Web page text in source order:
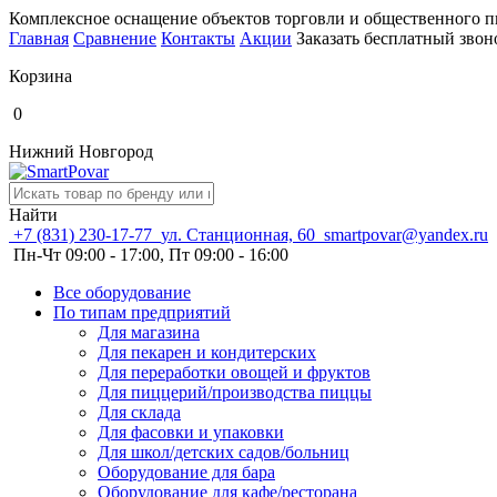
Комплексное оснащение объектов торговли и общественного
Главная Сравнение Контакты Акции Заказать бесплатный
Корзина
0
Нижний Новгород
Найти
+7 (831) 230-17-77 ул. Станционная, 60 smartpovar@yandex.ru
Пн-Чт 09:00 - 17:00, Пт 09:00 - 16:00
Все оборудование
По типам предприятий
Для магазина
Для пекарен и кондитерских
Для переработки овощей и фруктов
Для пиццерий/производства пиццы
Для склада
Для фасовки и упаковки
Для школ/детских садов/больниц
Оборудование для бара
Оборудование для кафе/ресторана